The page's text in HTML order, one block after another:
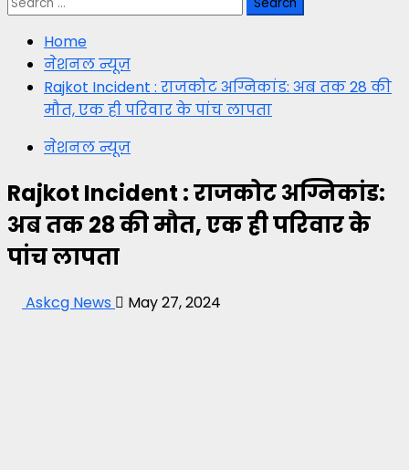
Home
नेशनल न्यूज़
Rajkot Incident : राजकोट अग्निकांड: अब तक 28 की
मौत, एक ही परिवार के पांच लापता
नेशनल न्यूज़
Rajkot Incident : राजकोट अग्निकांड:
अब तक 28 की मौत, एक ही परिवार के
पांच लापता
Askcg News May 27, 2024